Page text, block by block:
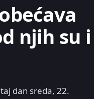
njih su i
dan sreda, 22.